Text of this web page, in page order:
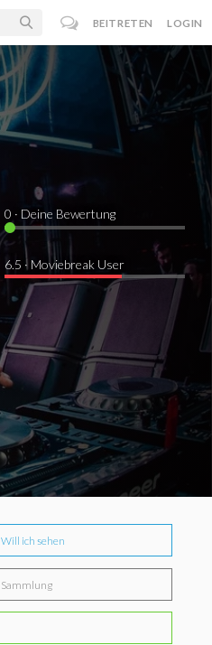
BEITRETEN LOGIN
0 · Deine Bewertung
6.5 · Moviebreak User
Will ich sehen
Sammlung